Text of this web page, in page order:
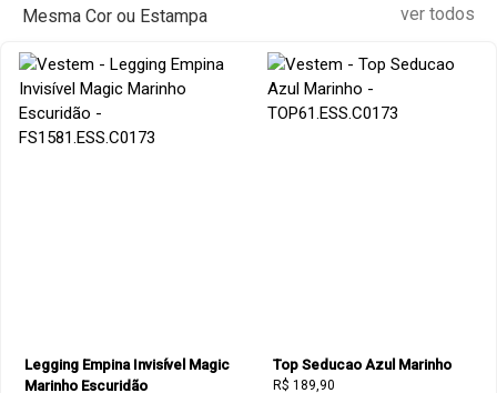
Mesma Cor ou Estampa ver todos
Legging Empina Invisível Magic
Marinho Escuridão
Top Seducao Azul Marinho
R$ 189,90